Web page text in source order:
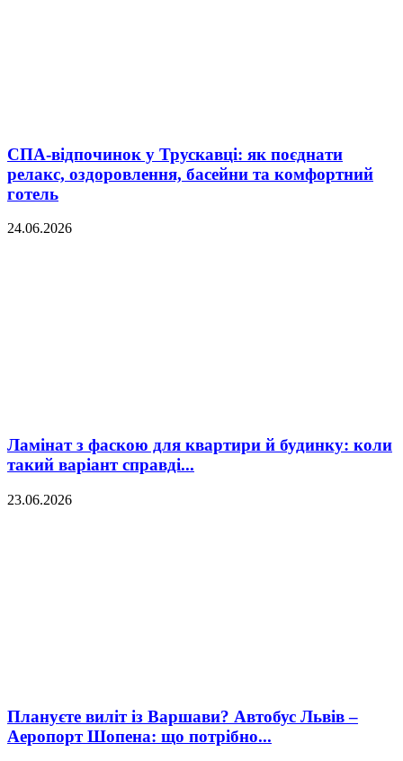
СПА-відпочинок у Трускавці: як поєднати
релакс, оздоровлення, басейни та комфортний
готель
24.06.2026
Ламінат з фаскою для квартири й будинку: коли
такий варіант справді...
23.06.2026
Плануєте виліт із Варшави? Автобус Львів –
Аеропорт Шопена: що потрібно...